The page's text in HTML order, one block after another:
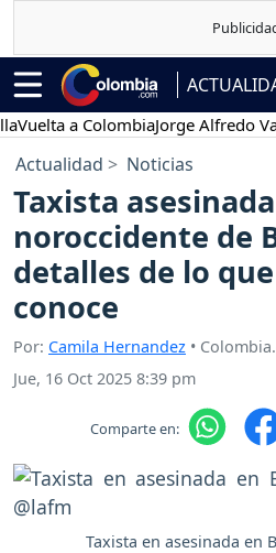
a ColombiaJorge Alfredo Vargas
Actualidad Noticias
Taxista
noroccidente de
detalles de lo
conoce
Por: Camila Hernandez •
Jue, 16 Oct 2025 8:39 pm
Comparte en:
Taxista en asesinada en